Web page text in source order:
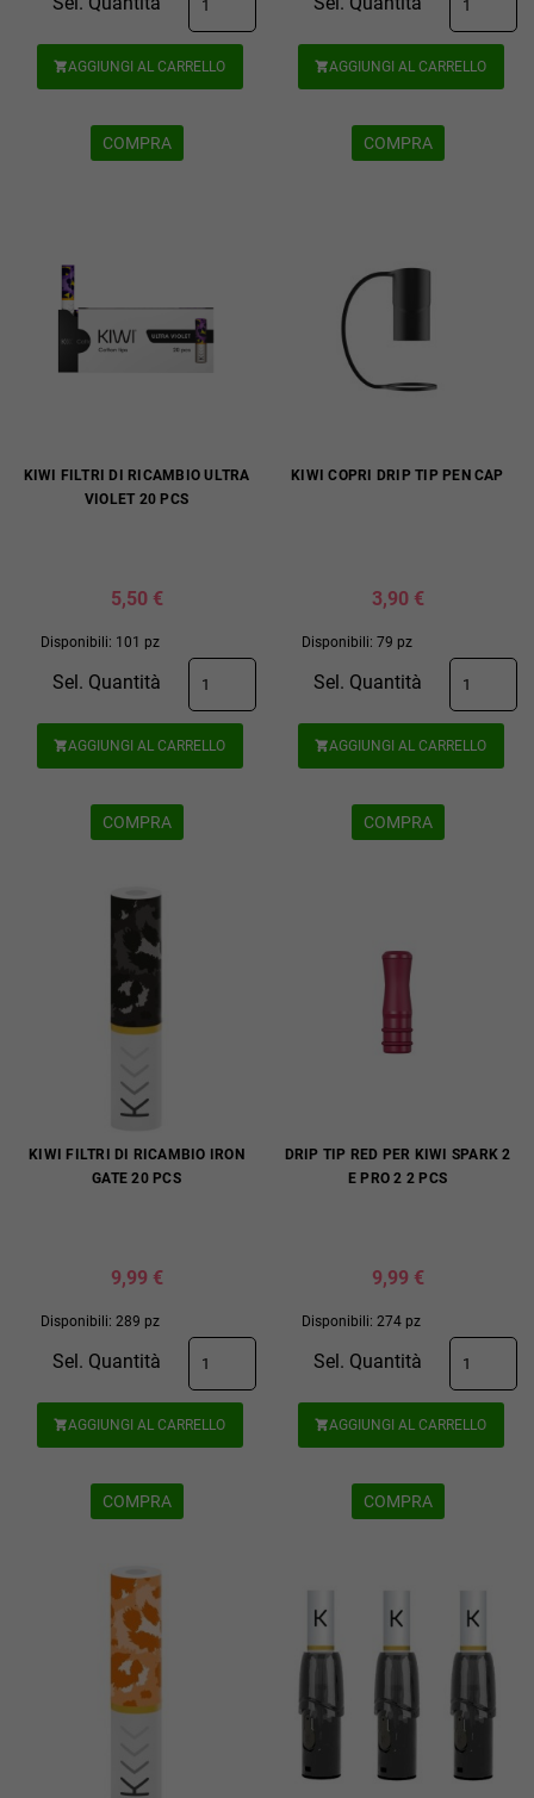
AGGIUNGI AL CARRELLO
COMPRA
AGGIUNGI AL CARRELLO
COMPRA
KIWI FILTRI DI RICAMBIO ULTRA
VIOLET 20 PCS
5,50 €
Disponibili: 101 pz
Sel. Quantità
AGGIUNGI AL CARRELLO
COMPRA
KIWI COPRI DRIP TIP PEN CAP
3,90 €
Disponibili: 79 pz
Sel. Quantità
AGGIUNGI AL CARRELLO
COMPRA
KIWI FILTRI DI RICAMBIO IRON
GATE 20 PCS
9,99 €
Disponibili: 289 pz
Sel. Quantità
AGGIUNGI AL CARRELLO
COMPRA
DRIP TIP RED PER KIWI SPARK 2
E PRO 2 2 PCS
9,99 €
Disponibili: 274 pz
Sel. Quantità
AGGIUNGI AL CARRELLO
COMPRA